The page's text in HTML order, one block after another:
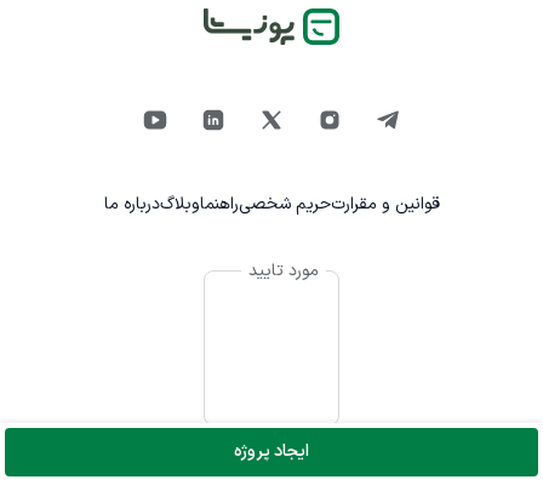
ایجاد پروژه
قوانین و مقرارتحریم شخصیراهنماوبلاگدرباره ما
مورد تایید
© تمام حقوق برای پونیشا محفوظ است